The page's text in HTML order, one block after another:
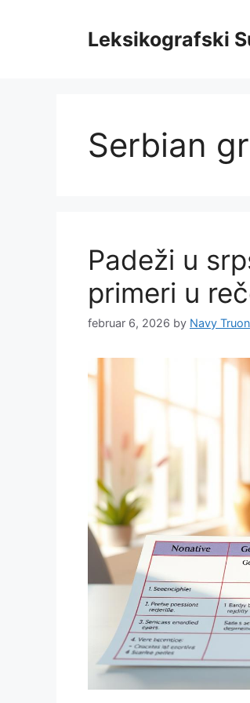
Leksikografski
Serbian
Padeži u
primeri u
februar 6, 2026 by Navy